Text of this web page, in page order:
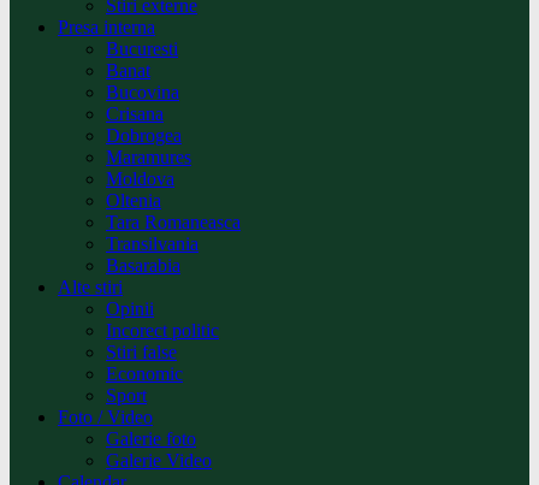
Stiri externe
Presa interna
Bucuresti
Banat
Bucovina
Crisana
Dobrogea
Maramures
Moldova
Oltenia
Tara Romaneasca
Transilvania
Basarabia
Alte stiri
Opinii
Incorect politic
Stiri false
Economic
Sport
Foto / Video
Galerie foto
Galerie Video